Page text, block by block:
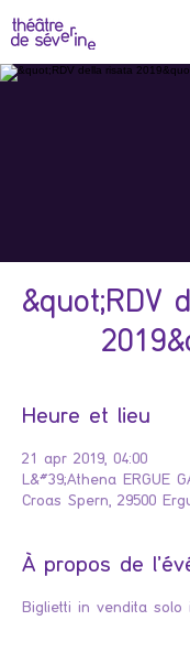
&quot;RDV
Heure et lieu
21 apr 2019, 04:00
L&#39;Athena ERGUE
Croas Spern, 29500
À propos de
Biglietti in vendita solo